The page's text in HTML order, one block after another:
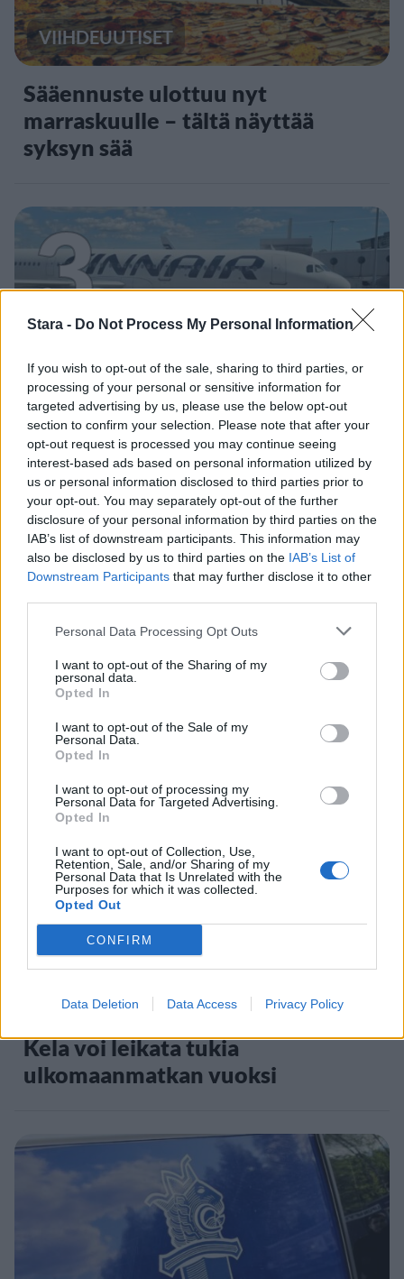
Stara - Do Not Process My Personal Information
If you wish to opt-out of the sale, sharing to third parties, or
processing of your personal or sensitive information for
targeted advertising by us, please use the below opt-out
section to confirm your selection. Please note that after your
opt-out request is processed you may continue seeing
interest-based ads based on personal information utilized by
us or personal information disclosed to third parties prior to
your opt-out. You may separately opt-out of the further
disclosure of your personal information by third parties on the
IAB’s list of downstream participants. This information may
also be disclosed by us to third parties on the IAB’s List of
Downstream Participants that may further disclose it to other
Personal Data Processing Opt Outs
I want to opt-out of the Sharing of my
personal data.
Opted In
I want to opt-out of the Sale of my
Personal Data.
Opted In
I want to opt-out of processing my
Personal Data for Targeted Advertising.
Opted In
I want to opt-out of Collection, Use,
Retention, Sale, and/or Sharing of my
Personal Data that Is Unrelated with the
Purposes for which it was collected.
Opted Out
CONFIRM
Data Deletion Data Access Privacy Policy
VIIHDEUUTISET
Sääennuste ulottuu nyt
marraskuulle – tältä näyttää
syksyn sää
3
MATKAILU
Finnairin lennoista osan lentää
jatkossa toinen lentoyhtiö –
matkustajille tärkeä rajoitus
4
Kela muuttaa terapiakäytäntöä
5
Kela voi leikata tukia
ulkomaanmatkan vuoksi